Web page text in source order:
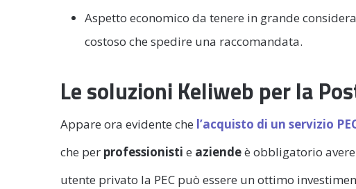
Aspetto economico da tenere in grande
costoso che spedire una raccomandata.
Le soluzioni Keliweb per la
Appare ora evidente che l’acquisto di un servizio
che per professionisti e aziendeè obbligatorio avere
utente privato la PEC può essere un ottimo